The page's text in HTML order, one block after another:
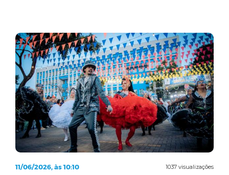
1037 visualizações
11/06/2026, às 10:10